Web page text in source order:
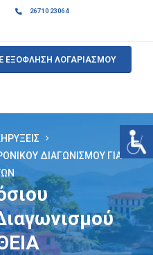
26710 23064
ΕΞΟΦΛΗΣΗ ΛΟΓΑΡΙΑΣΜΟΥ
ΔΙΑΓΩΝΙΣΜΟΎ ΓΙΑ